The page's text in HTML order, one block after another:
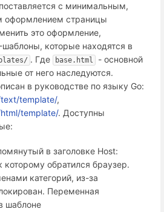
с минимальным,
оформлением страницы
это оформление,
шаблоны, которые находятся в
. Где base.html
- основной
от него наследуются.
в руководстве по языку Go:
template/,
template/. Доступны
в заголовке Host:
которому обратился браузер.
категорий, из-за
Переменная
шаблоне